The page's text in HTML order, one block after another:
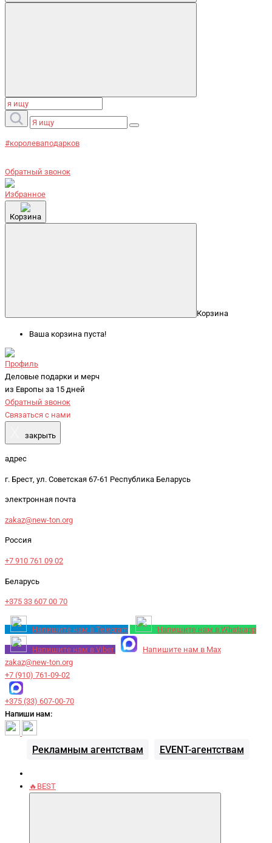
#королеваподарков
Обратный звонок
Избранное
Корзина
Корзина
Ваша корзина пуста!
Профиль
Деловые подарки и мерч
из Европы за 15 дней
Обратный звонок
Связаться с нами
закрыть
адрес
г. Брест, ул. Советская 67-61 Республика Беларусь
электронная почта
zakaz@new-ton.org
Россия
+7 910 761 09 02
Беларусь
+375 33 607 00 70
Напишите нам в Telegram Напишите нам в Whatsapp
Напишите нам в Viber
Напишите нам в Max
zakaz@new-ton.org
+7 (910) 761-09-02
+375 (33) 607-00-70
Напиши нам:
Рекламным агентствам EVENT-агентствам
🔥BEST